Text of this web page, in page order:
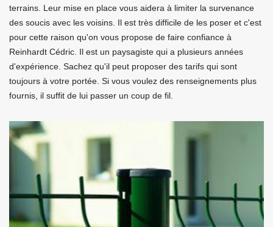
terrains. Leur mise en place vous aidera à limiter la survenance
des soucis avec les voisins. Il est très difficile de les poser et c'est
pour cette raison qu'on vous propose de faire confiance à
Reinhardt Cédric. Il est un paysagiste qui a plusieurs années
d'expérience. Sachez qu'il peut proposer des tarifs qui sont
toujours à votre portée. Si vous voulez des renseignements plus
fournis, il suffit de lui passer un coup de fil.